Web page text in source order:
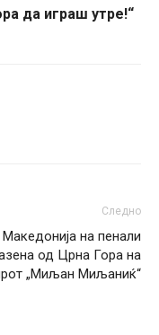
да играш утре!“
Следно
на пенали
од Црна Гора на
„Миљан Миљаниќ“